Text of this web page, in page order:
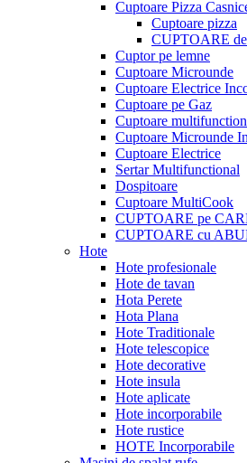
Cuptoare Pizza
Cuptoare pizza
CUPTOARE
Cuptor pe lemne
Cuptoare Microunde
Cuptoare Electrice
Cuptoare pe Gaz
Cuptoare
Cuptoare Microunde
Cuptoare Electrice
Sertar Multifunctional
Dospitoare
Cuptoare MultiCook
CUPTOARE pe
CUPTOARE cu
Hote
Hote profesionale
Hote de tavan
Hota Perete
Hota Plana
Hote Traditionale
Hote telescopice
Hote decorative
Hote insula
Hote aplicate
Hote incorporabile
Hote rustice
HOTE Incorporabile